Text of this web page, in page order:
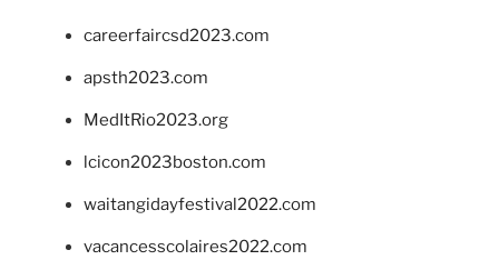
careerfaircsd2023.com
apsth2023.com
MedItRio2023.org
lcicon2023boston.com
waitangidayfestival2022.com
vacancesscolaires2022.com